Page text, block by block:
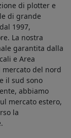
di plotter e
di grande
1997,
La nostra
garantita dalla
e Area
mercato del nord
il sud sono
abbiamo
mercato estero,
la